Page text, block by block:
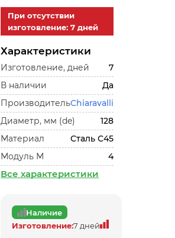
При отсутствии
изготовление: 7 дней
Характеристики
Изготовление, дней
7
В наличии
Да
ПроизводительChiaravalli
Диаметр, мм (de)
128
Материал
Сталь С45
Модуль М
4
Все характеристики
Наличие
Изготовление:7 дней